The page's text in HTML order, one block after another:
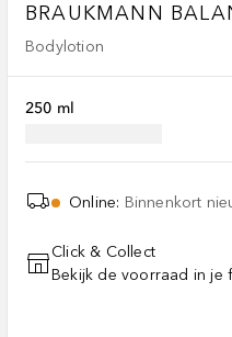
BRAUKMANN
Bodylotion
250 ml
Online: Binnenkort
Click & Collect
Bekijk de voorraad in je